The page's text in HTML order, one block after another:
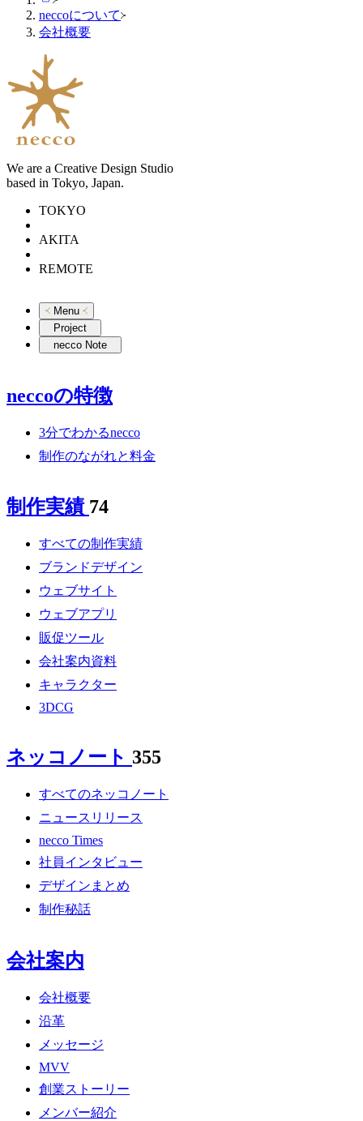
neccoについて
会社概要
We are a Creative Design Studio
based in Tokyo, Japan.
TOKYO
AKITA
REMOTE
Menu
Project
necco Note
neccoの特徴
3分でわかるnecco
制作のながれと料金
制作実績 74
すべての制作実績
ブランドデザイン
ウェブサイト
ウェブアプリ
販促ツール
会社案内資料
キャラクター
3DCG
ネッコノート 355
すべてのネッコノート
ニュースリリース
necco Times
社員インタビュー
デザインまとめ
制作秘話
会社案内
会社概要
沿革
メッセージ
MVV
創業ストーリー
メンバー紹介